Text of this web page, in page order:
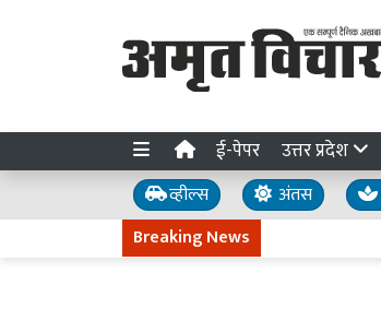
ई-पेपर उत्तर प्रदेश
व्हील्स अंतस
Breaking News